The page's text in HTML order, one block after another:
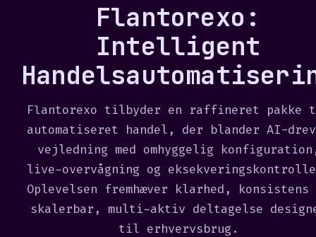
Flantorexo:
Intelligent
Flantorexo tilbyder en raffineret pakke
automatiseret handel, der blander AI-
vejledning med omhyggelig
live-overvågning og
Oplevelsen fremhæver klarhed, konsistens
skalerbar, multi-aktiv deltagelse
til erhvervsbrug.